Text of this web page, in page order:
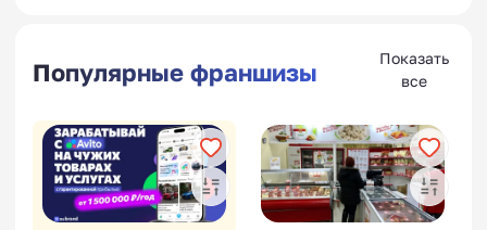
Популярные франшизы
Показать
все